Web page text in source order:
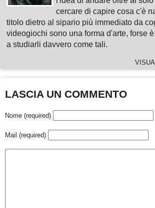
cercare di capire cosa c'è
titolo dietro al sipario più immediato da
videogiochi sono una forma d'arte, forse
a studiarli davvero come tali.
LASCIA UN COMMENTO
Nome (required)
Mail (required)